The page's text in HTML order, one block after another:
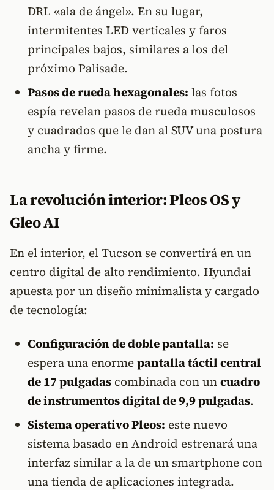
DRL «ala de ángel». En su lugar,
intermitentes LED verticales y faros
principales bajos, similares a los del
próximo Palisade.
Pasos de rueda hexagonales: las fotos
espía revelan pasos de rueda musculosos
y cuadrados que le dan al SUV una postura
ancha y firme.
La revolución interior: Pleos OS y
Gleo AI
En el interior, el Tucson se convertirá en un
centro digital de alto rendimiento. Hyundai
apuesta por un diseño minimalista y cargado
de tecnología:
Configuración de doble pantalla: se
espera una enormepantalla táctil central
de 17 pulgadascombinada con uncuadro
de instrumentos digital de 9,9 pulgadas.
Sistema operativo Pleos: este nuevo
sistema basado en Android estrenará una
interfaz similar a la de un smartphone con
una tienda de aplicaciones integrada.